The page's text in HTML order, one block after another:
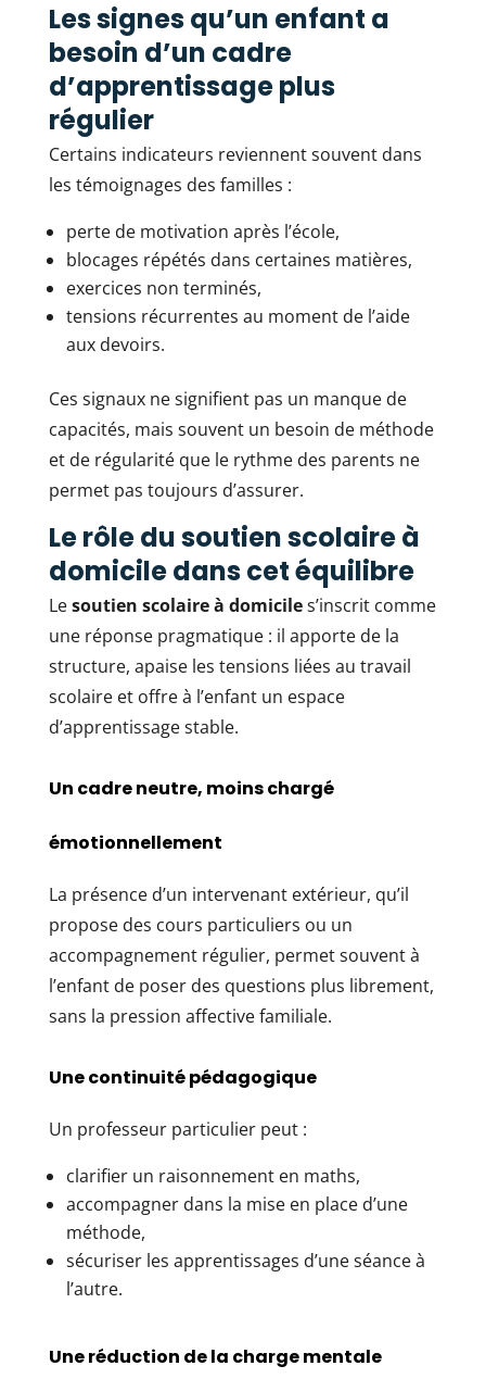
Les signes qu’un enfant a
besoin d’un cadre
d’apprentissage plus
régulier
Certains indicateurs reviennent souvent dans
les témoignages des familles :
perte de motivation après l’école,
blocages répétés dans certaines matières,
exercices non terminés,
tensions récurrentes au moment de l’aide
aux devoirs.
Ces signaux ne signifient pas un manque de
capacités, mais souvent un besoin de méthode
et de régularité que le rythme des parents ne
permet pas toujours d’assurer.
Le rôle du soutien scolaire à
domicile dans cet équilibre
Lesoutien scolaire à domiciles’inscrit comme
une réponse pragmatique : il apporte de la
structure, apaise les tensions liées au travail
scolaire et offre à l’enfant un espace
d’apprentissage stable.
Un cadre neutre, moins chargé
émotionnellement
La présence d’un intervenant extérieur, qu’il
propose des cours particuliers ou un
accompagnement régulier, permet souvent à
l’enfant de poser des questions plus librement,
sans la pression affective familiale.
Une continuité pédagogique
Un professeur particulier peut :
clarifier un raisonnement en maths,
accompagner dans la mise en place d’une
méthode,
sécuriser les apprentissages d’une séance à
l’autre.
Une réduction de la charge mentale